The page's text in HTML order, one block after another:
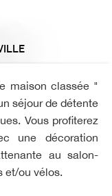
maison classée "
séjour de détente
Vous profiterez
une décoration
au salon-
et/ou vélos.